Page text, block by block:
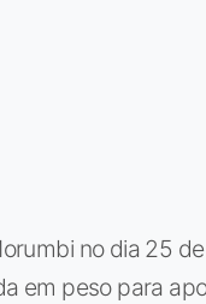
no dia 25
em peso para